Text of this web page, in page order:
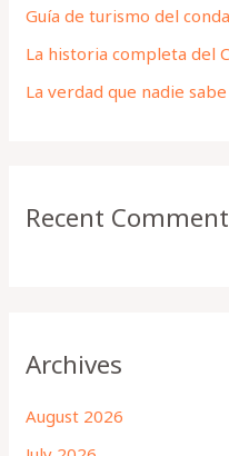
r
:
Guía de turismo del
La historia completa del
La verdad que nadie
Recent
Archives
August 2026